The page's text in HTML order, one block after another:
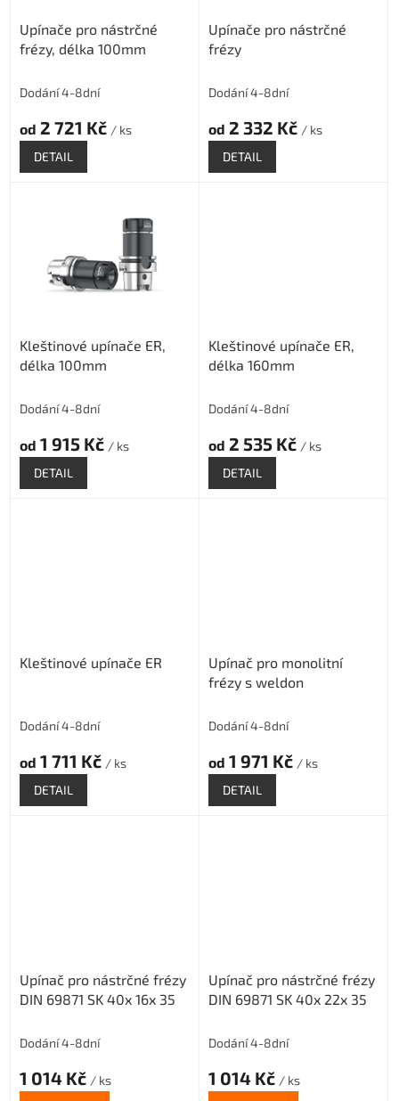
Upínače pro nástrčné
frézy, délka 100mm
Dodání 4-8dní
od 2 721 Kč / ks
DETAIL
Upínače pro nástrčné
frézy
Dodání 4-8dní
od 2 332 Kč / ks
DETAIL
Kleštinové upínače ER,
délka 100mm
Dodání 4-8dní
od 1 915 Kč / ks
DETAIL
Kleštinové upínače ER,
délka 160mm
Dodání 4-8dní
od 2 535 Kč / ks
DETAIL
Kleštinové upínače ER
Dodání 4-8dní
od 1 711 Kč / ks
DETAIL
Upínač pro monolitní
frézy s weldon
Dodání 4-8dní
od 1 971 Kč / ks
DETAIL
Upínač pro nástrčné frézy
DIN 69871 SK 40x 16x 35
Dodání 4-8dní
1 014 Kč / ks
Upínač pro nástrčné frézy
DIN 69871 SK 40x 22x 35
Dodání 4-8dní
1 014 Kč / ks